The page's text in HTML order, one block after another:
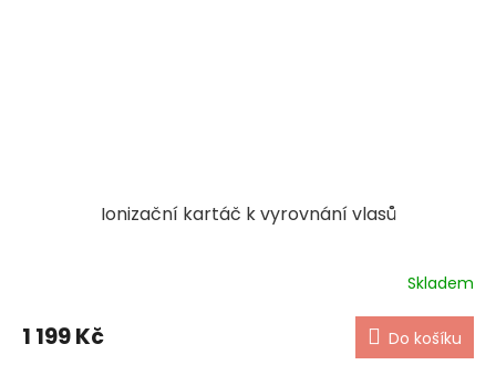
Ionizační kartáč k vyrovnání vlasů
Skladem
1 199 Kč Do košíku